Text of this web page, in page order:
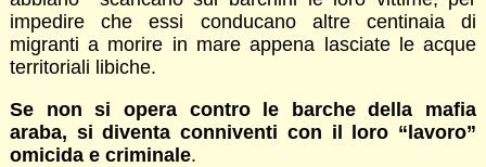
impedire che essi conducano altre centinaia di
migranti a morire in mare appena lasciate le acque
territoriali libiche.
Se non si opera contro le barche della mafia
araba, si diventa conniventi con il loro “lavoro”
omicida e criminale.